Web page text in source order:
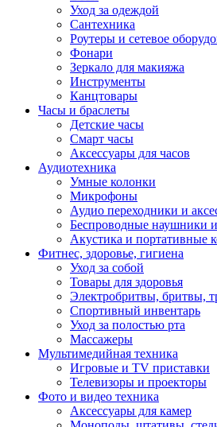
Уход за одеждой
Сантехника
Роутеры и сетевое
Фонари
Зеркало для макияжа
Инструменты
Канцтовары
Часы и браслеты
Детские часы
Смарт часы
Аксессуары для часов
Аудиотехника
Умные колонки
Микрофоны
Аудио переходники и
Беспроводные наушники
Акустика и портативные
Фитнес, здоровье, гигиена
Уход за собой
Товары для здоровья
Электробритвы, бритвы,
Спортивный инвентарь
Уход за полостью рта
Массажеры
Мультимедийная техника
Игровые и TV приставки
Телевизоры и проекторы
Фото и видео техника
Аксессуары для камер